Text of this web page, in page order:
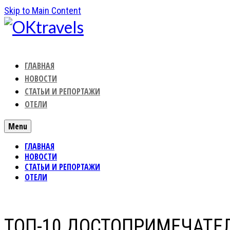
Skip to Main Content
ГЛАВНАЯ
НОВОСТИ
СТАТЬИ И РЕПОРТАЖИ
ОТЕЛИ
Menu
ГЛАВНАЯ
НОВОСТИ
СТАТЬИ И РЕПОРТАЖИ
ОТЕЛИ